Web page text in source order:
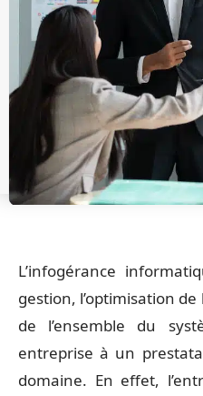
L’infogérance
gestion, l’optimisation
de l’ensemble du
entreprise à un
domaine. En effet,